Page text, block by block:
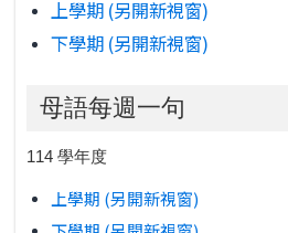
上學期 (另開新視窗)
下學期 (另開新視窗)
母語每週一句
114 學年度
上學期 (另開新視窗)